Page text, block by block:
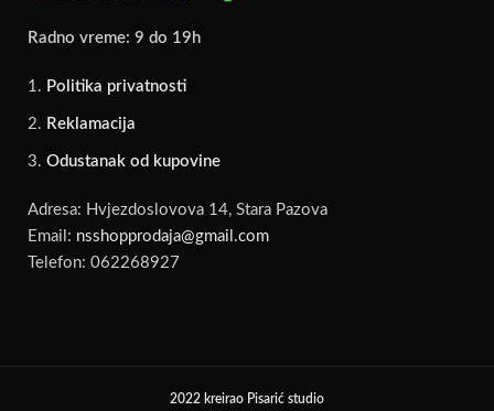
Radno vreme: 9 do 19h
Politika privatnosti
Reklamacija
Odustanak od kupovine
Adresa: Hvjezdoslovova 14, Stara Pazova
Email: nsshopprodaja@gmail.com
Telefon: 062268927
2022 kreirao Pisarić studio